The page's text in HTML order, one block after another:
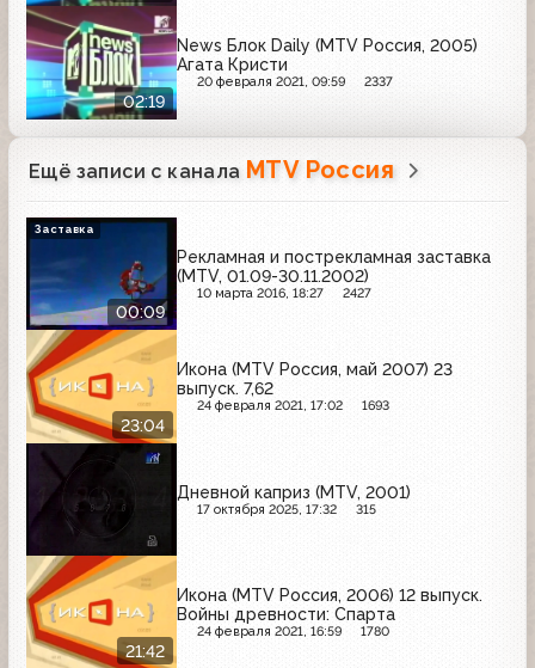
02:19
News Блок Daily (MTV Россия, 2005)
Агата Кристи
20 февраля 2021, 09:59 2337
Ещё записи с канала MTV Россия
00:09
Рекламная и пострекламная заставка
(MTV, 01.09-30.11.2002)
10 марта 2016, 18:27 2427
Заставка
23:04
Икона (MTV Россия, май 2007) 23
выпуск. 7,62
24 февраля 2021, 17:02 1693
Дневной каприз (MTV, 2001)
17 октября 2025, 17:32 315
21:42
Икона (MTV Россия, 2006) 12 выпуск.
Войны древности: Спарта
24 февраля 2021, 16:59 1780